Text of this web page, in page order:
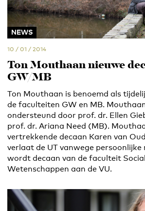
NEWS
10 / 01 / 2014
Ton Mouthaan nieuwe
GW/MB
Ton Mouthaan is benoemd als
de faculteiten GW en MB.
ondersteund door prof. dr. Ellen
prof. dr. Ariana Need (MB).
vertrekkende decaan Karen van
verlaat de UT vanwege persoonlijke
wordt decaan van de faculteit
Wetenschappen aan de VU.